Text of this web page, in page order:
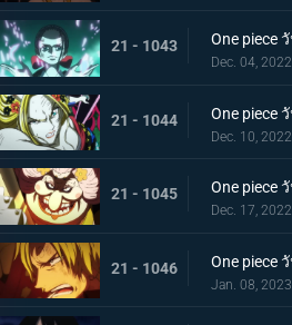
21 - 1043
Dec. 04, 2022
21 - 1044
Dec. 10, 2022
21 - 1045
Dec. 17, 2022
21 - 1046
Jan. 08, 2023